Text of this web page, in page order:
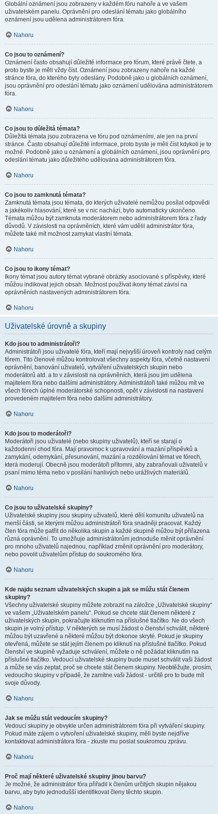
Globální oznámení jsou zobrazeny v každém fóru nahoře a ve vašem
uživatelském panelu. Oprávnění pro odeslání tématu jako globálního
oznámení jsou udělena administrátorem fóra.
Nahoru
Co jsou to oznámení?
Oznámení často obsahují důležité informace pro fórum, které právě čtete, a
proto byste je měli vždy číst. Oznámení jsou zobrazeny nahoře na každé
stránce fóra, do kterého byly odeslány. Podobně jako u globálních oznámení,
jsou oprávnění pro odeslání tématu jako oznámení udělována administrátorem
fóra.
Nahoru
Co jsou to důležitá témata?
Důležitá témata jsou zobrazena ve fóru pod oznámeními, ale jen na první
stránce. Často obsahují důležité informace, proto byste je měli číst kdykoli je to
možné. Podobně jako u oznámení a globálních oznámení, jsou oprávnění pro
odeslání tématu jako důležitého udělována administrátorem fóra.
Nahoru
Co jsou to zamknutá témata?
Zamknutá témata jsou témata, do kterých uživatelé nemůžou posílat odpovědi
a jakékoliv hlasování, které se v nic nachází, bylo automaticky ukončeno.
Témata můžou být zamknuta moderátorem nebo administrátorem fóra z řady
důvodů. V závislosti na oprávněních, které vám udělil administrátor fóra,
můžete také mít možnost zamykat vlastní témata.
Nahoru
Co jsou to ikony témat?
Ikony témat jsou autory témat vybrané obrázky asociované s příspěvky, které
můžou indikovat jejich obsah. Možnost používat ikony témat závisí na
oprávněních nastavených administrátorem fóra.
Nahoru
Uživatelské úrovně a skupiny
Kdo jsou to administrátoři?
Administrátoři jsou uživatelé fóra, kteří mají nejvyšší úroveň kontroly nad celým
fórem. Tito členové můžou kontrolovat všechny aspekty fóra, včetně nastavení
oprávnění, banování uživatelů, vytváření uživatelských skupin nebo
moderátorů atd. a to v závislosti na oprávněních, která jsou jim udělena
majitelem fóra nebo dalšími administrátory. Administrátoři také můžou mít ve
všech fórech úplné moderátorské schopnosti, opět v závislosti na nastavení
provedeném majitelem fóra nebo dalšími administrátory.
Nahoru
Kdo jsou to moderátoři?
Moderátoři jsou uživatelé (nebo skupiny uživatelů), kteří se starají o
každodenní chod fóra. Mají pravomoc k upravování a mazání příspěvků a
zamykání, odemykání, přesunování, mazání a rozdělování témat ve fórech,
která moderují. Obecně jsou moderátoři přítomni, aby zabraňovali uživatelů v
psaní mimo téma nebo v posílání hanlivých nebo urážlivých materiálů.
Nahoru
Co jsou to uživatelské skupiny?
Uživatelské skupiny jsou skupiny uživatelů, které dělí komunitu uživatelů na
menší části, se kterými můžou administrátoři fóra snadněji pracovat. Každý
člen fóra může patřit do několika skupin a každé skupině můžou být přiřazena
různá oprávnění. To umožňuje administrátorům jednoduše měnit oprávnění
pro mnoho uživatelů najednou, například změnit oprávnění pro moderátory,
nebo povolit uživatelům přístup do soukromého fóra.
Nahoru
Kde najdu seznam uživatelských skupin a jak se můžu stát členem
skupiny?
Všechny uživatelské skupiny můžete zobrazit na záložce „Uživatelské skupiny“
ve vašem „Uživatelském panelu“. Pokud se chcete stát členem některé z
uživatelských skupin, pokračujte kliknutím na příslušné tlačítko. Ne do všech
skupin je volný přístup. V některých se musí žádost o členství schválit, některé
můžou být uzavřené a některé můžou být dokonce skryté. Pokud je skupiny
otevřená, můžete se stát jejím členem po kliknutí na příslušné tlačítko. Pokud
členství ve skupině vyžaduje schválení, můžete o ně požádat kliknutím na
příslušné tlačítko. Vedoucí uživatelské skupiny bude muset schválit vaši žádost
a může se vás zeptat, proč se chcete stát členem skupiny. Neobtěžujte, prosím,
vedoucího skupiny v případě, že zamítne vaši žádost - určitě pro to bude mít
svoje důvody.
Nahoru
Jak se můžu stát vedoucím skupiny?
Vedoucí skupiny je obvykle určen administrátorem fóra při vytváření skupiny.
Pokud máte zájem o vytvoření uživatelské skupiny, měli byste nejdříve
kontaktovat administrátora fóra - zkuste mu poslat soukromou zprávu.
Nahoru
Proč mají některé uživatelské skupiny jinou barvu?
Je možné, že administrátor fóra přiřadil k členům určitých skupin nějakou
barvu, aby bylo jednodušší identifikovat členy těchto skupin.
Nahoru